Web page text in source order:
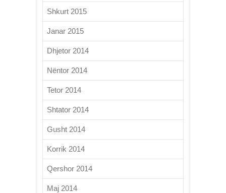
Shkurt 2015
Janar 2015
Dhjetor 2014
Nëntor 2014
Tetor 2014
Shtator 2014
Gusht 2014
Korrik 2014
Qershor 2014
Maj 2014